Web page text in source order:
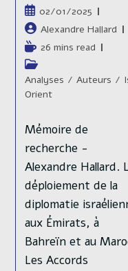
Publication
publiée :
02/01/2025
Auteur/autrice
de
la
publication :
Alexandre Hallard
Temps
de
lecture :
26 mins read
Post
category:
Analyses / Auteurs /
Orient
Mémoire de
recherche -
Alexandre Hallard.
déploiement de la
diplomatie
aux Émirats, à
Bahreïn et au
Les Accords